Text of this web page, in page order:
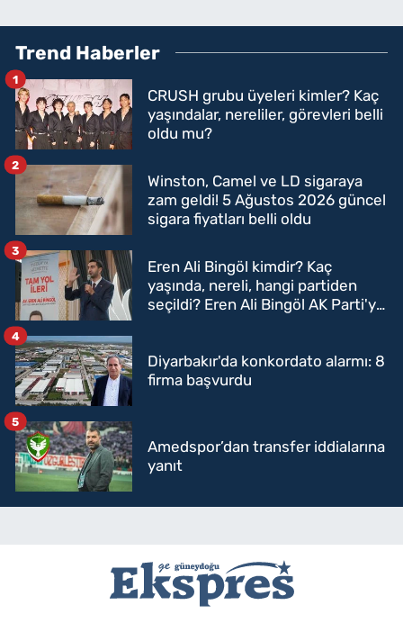
Trend Haberler
CRUSH grubu üyeleri kimler? Kaç
yaşındalar, nereliler, görevleri belli
oldu mu?
1
Winston, Camel ve LD sigaraya
zam geldi! 5 Ağustos 2026 güncel
sigara fiyatları belli oldu
2
Eren Ali Bingöl kimdir? Kaç
yaşında, nereli, hangi partiden
seçildi? Eren Ali Bingöl AK Parti'ye
3
Diyarbakır'da konkordato alarmı: 8
firma başvurdu
4
Amedspor’dan transfer iddialarına
yanıt
5